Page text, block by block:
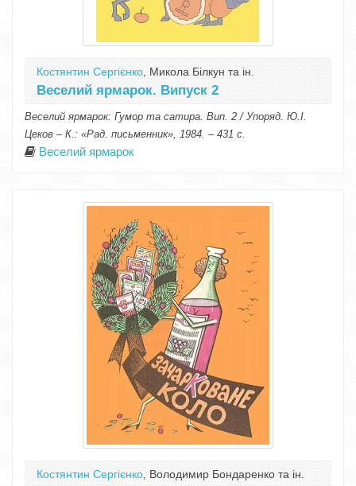
Костянтин Сергієнко , Микола Білкун та ін.
Веселий ярмарок. Випуск 2
Веселий ярмарок: Гумор та сатира. Вип. 2 / Упоряд. Ю.І.
Цеков – К.: «Рад. письменник», 1984. – 431 с.
Веселий ярмарок
Костянтин Сергієнко , Володимир Бондаренко та ін.